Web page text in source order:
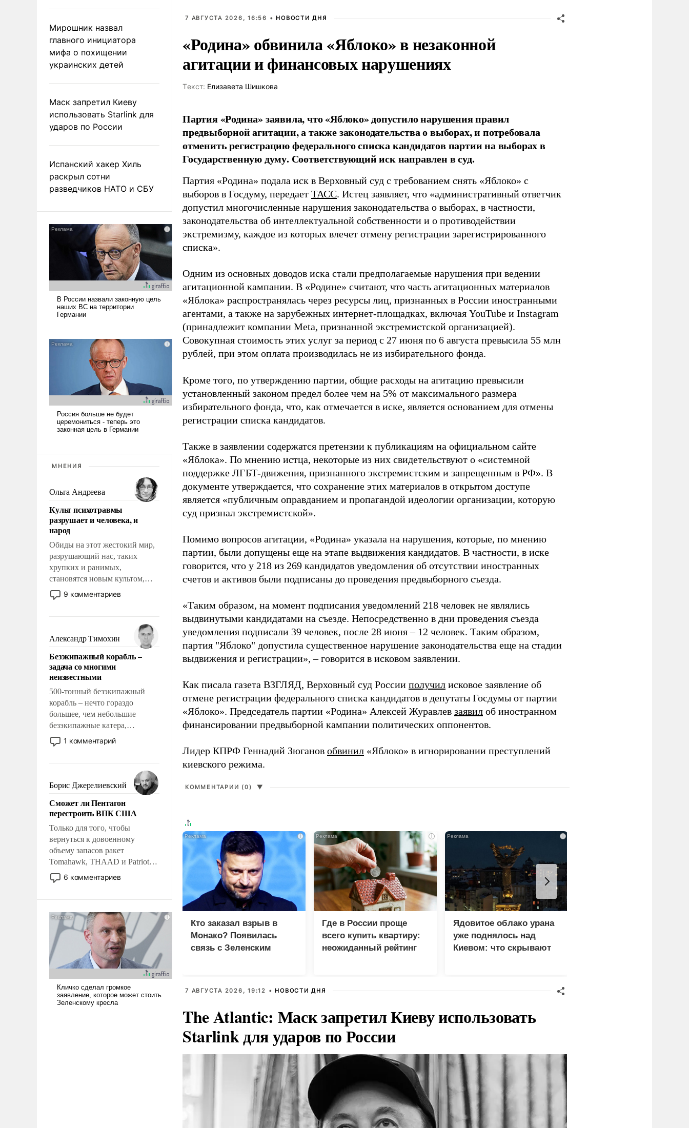
Мирошник назвал
главного инициатора
мифа о похищении
украинских детей
Маск запретил Киеву
использовать Starlink для
ударов по России
Испанский хакер Хиль
раскрыл сотни
разведчиков НАТО и СБУ
МНЕНИЯ
Ольга Андреева
Культ психотравмы
разрушает и человека, и
народ
Обиды на этот жестокий мир,
разрушающий нас, таких
хрупких и ранимых,
становятся новым культом,
постепенно вытесняя и
отменяя традиционное
мужественным и твердым под
ударами судьбы, брать на себя
ответственность, помогать
слабым, идти вперед и
адаптироваться.
9 комментариев
Александр Тимохин
Безэкипажный корабль –
задача со многими
неизвестными
500-тонный безэкипажный
корабль – нечто гораздо
большее, чем небольшие
безэкипажные катера,
применение которых уже
стало обыденностью. Задача по
сложна и амбициозна. Однако
и ее реализация радикально
поднимет наши боевые
возможности.
1 комментарий
Борис Джерелиевский
Сможет ли Пентагон
перестроить ВПК США
Только для того, чтобы
вернуться к довоенному
объему запасов ракет
Tomahawk, THAAD и Patriot
США потребуется более трех
лет. Даже небольшая война с
Сложившаяся ситуация
означает многолетний период
уязвимости США, например,
перед Китаем.
6 комментариев
7 АВГУСТА 2026, 16:56 • НОВОСТИ ДНЯ
«Родина» обвинила «Яблоко» в незаконной
агитации и финансовых нарушениях
Tекст: Елизавета Шишкова
Партия «Родина» заявила, что «Яблоко» допустило нарушения правил
предвыборной агитации, а также законодательства о выборах, и потребовала
отменить регистрацию федерального списка кандидатов партии на выборах в
Государственную думу. Соответствующий иск направлен в суд.
Партия «Родина» подала иск в Верховный суд с требованием снять «Яблоко» с
выборов в Госдуму, передает ТАСС. Истец заявляет, что «административный ответчик
допустил многочисленные нарушения законодательства о выборах, в частности,
законодательства об интеллектуальной собственности и о противодействии
экстремизму, каждое из которых влечет отмену регистрации зарегистрированного
списка».
Одним из основных доводов иска стали предполагаемые нарушения при ведении
агитационной кампании. В «Родине» считают, что часть агитационных материалов
«Яблока» распространялась через ресурсы лиц, признанных в России иностранными
агентами, а также на зарубежных интернет-площадках, включая YouTube и Instagram
(принадлежит компании Meta, признанной экстремистской организацией).
Совокупная стоимость этих услуг за период с 27 июня по 6 августа превысила 55 млн
рублей, при этом оплата производилась не из избирательного фонда.
Кроме того, по утверждению партии, общие расходы на агитацию превысили
установленный законом предел более чем на 5% от максимального размера
избирательного фонда, что, как отмечается в иске, является основанием для отмены
регистрации списка кандидатов.
Также в заявлении содержатся претензии к публикациям на официальном сайте
«Яблока». По мнению истца, некоторые из них свидетельствуют о «системной
поддержке ЛГБТ-движения, признанного экстремистским и запрещенным в РФ». В
документе утверждается, что сохранение этих материалов в открытом доступе
является «публичным оправданием и пропагандой идеологии организации, которую
суд признал экстремистской».
Помимо вопросов агитации, «Родина» указала на нарушения, которые, по мнению
партии, были допущены еще на этапе выдвижения кандидатов. В частности, в иске
говорится, что у 218 из 269 кандидатов уведомления об отсутствии иностранных
счетов и активов были подписаны до проведения предвыборного съезда.
«Таким образом, на момент подписания уведомлений 218 человек не являлись
выдвинутыми кандидатами на съезде. Непосредственно в дни проведения съезда
уведомления подписали 39 человек, после 28 июня – 12 человек. Таким образом,
партия "Яблоко" допустила существенное нарушение законодательства еще на стадии
выдвижения и регистрации», – говорится в исковом заявлении.
Как писала газета ВЗГЛЯД, Верховный суд России получил исковое заявление об
отмене регистрации федерального списка кандидатов в депутаты Госдумы от партии
«Яблоко». Председатель партии «Родина» Алексей Журавлев заявил об иностранном
финансировании предвыборной кампании политических оппонентов.
Лидер КПРФ Геннадий Зюганов обвинил «Яблоко» в игнорировании преступлений
киевского режима.
КОММЕНТАРИИ (0) ▼
i
Кто заказал взрыв в
Монако? Появилась
связь с Зеленским
i
Где в России проще
всего купить квартиру:
неожиданный рейтинг
i
Ядовитое облако урана
уже поднялось над
Киевом: что скрывают
7 АВГУСТА 2026, 19:12 • НОВОСТИ ДНЯ
The Atlantic: Маск запретил Киеву использовать
Starlink для ударов по России